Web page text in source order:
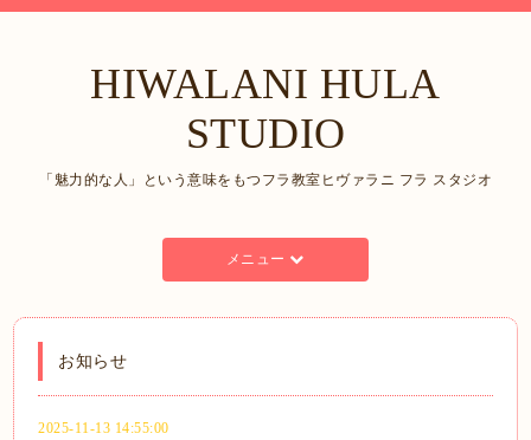
HIWALANI HULA
STUDIO
「魅力的な人」という意味をもつフラ教室ヒヴァラニ フラ スタジオ
メニュー
お知らせ
2025-11-13 14:55:00